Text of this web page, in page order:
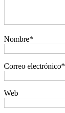
Nombre*
Correo electrónico*
Web